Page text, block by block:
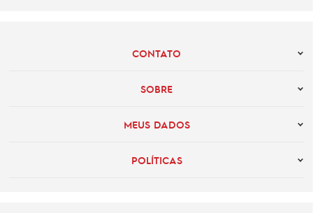
CONTATO
SOBRE
MEUS DADOS
POLÍTICAS